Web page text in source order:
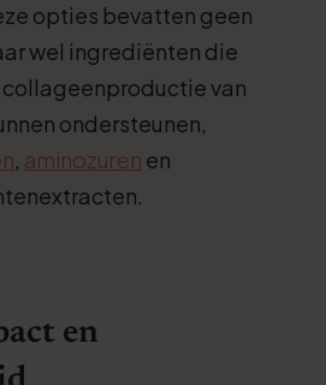
opties bevatten geen
wel ingrediënten die
van
ondersteunen,
, aminozuren en
en